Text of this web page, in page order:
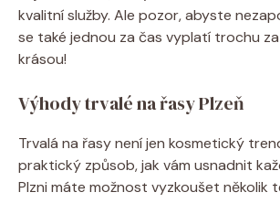
kvalitní služby. Ale pozor, abyste
se také jednou za čas vyplatí trochu
krásou!
Výhody trvalé na řasy Plzeň
Trvalá na řasy není jen kosmetický
praktický způsob, jak vám usnadnit
Plzni máte možnost vyzkoušet několik